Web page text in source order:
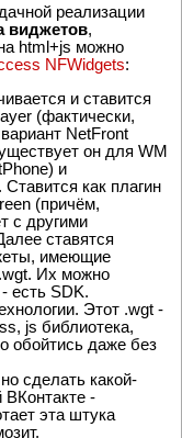
реализации
виджетов,
html+js можно
NFWidgets:
и ставится
(фактически,
NetFront
он для WM
и
как плагин
(причём,
с другими
ставятся
имеющие
Их можно
есть SDK.
Этот .wgt -
js библиотека,
обойтись даже без
сделать какой-
-
эта штука